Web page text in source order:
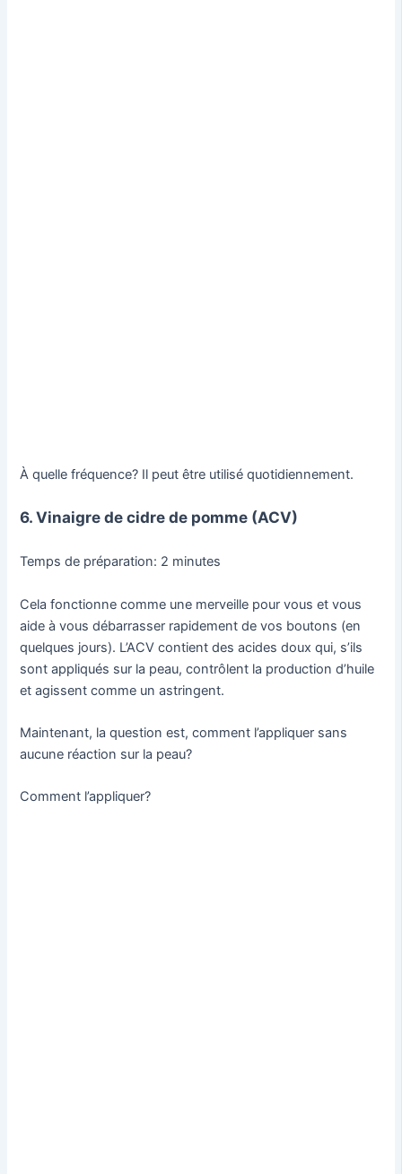
À quelle fréquence? Il peut être utilisé quotidiennement.
6. Vinaigre de cidre de pomme (ACV)
Temps de préparation: 2 minutes
Cela fonctionne comme une merveille pour vous et vous
aide à vous débarrasser rapidement de vos boutons (en
quelques jours). L’ACV contient des acides doux qui, s’ils
sont appliqués sur la peau, contrôlent la production d’huile
et agissent comme un astringent.
Maintenant, la question est, comment l’appliquer sans
aucune réaction sur la peau?
Comment l’appliquer?